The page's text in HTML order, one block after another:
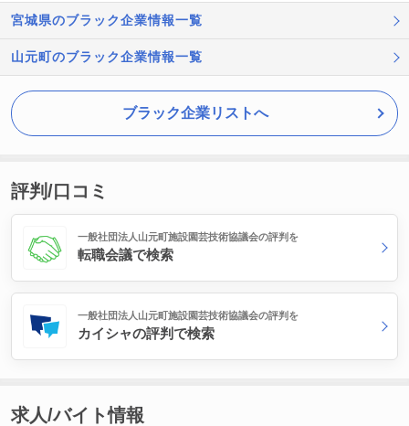
宮城県のブラック企業情報一覧
山元町のブラック企業情報一覧
ブラック企業リストへ
評判/口コミ
一般社団法人山元町施設園芸技術協議会の評判を
転職会議で検索
一般社団法人山元町施設園芸技術協議会の評判を
カイシャの評判で検索
求人/バイト情報